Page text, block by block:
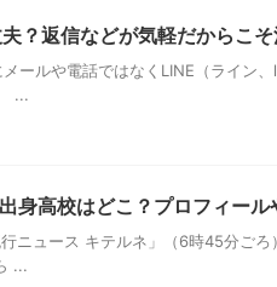
？返信などが気軽だからこ
ールや電話ではなくLINE（ライン
...
身高校はどこ？プロフィール
ニュース キテルネ」（6時45分ご
...